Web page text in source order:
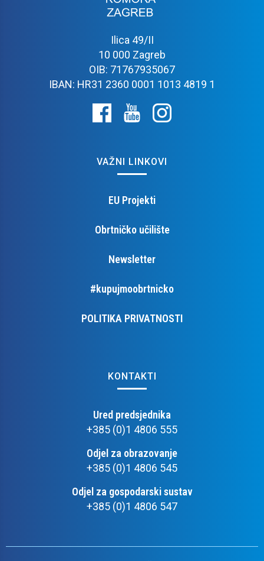
Ilica 49/II
10 000 Zagreb
OIB: 71767935067
IBAN: HR31 2360 0001 1013 4819 1
VAŽNI LINKOVI
EU Projekti
Obrtničko učilište
Newsletter
#kupujmoobrtnicko
POLITIKA PRIVATNOSTI
KONTAKTI
Ured predsjednika
+385 (0)1 4806 555
Odjel za obrazovanje
+385 (0)1 4806 545
Odjel za gospodarski sustav
+385 (0)1 4806 547